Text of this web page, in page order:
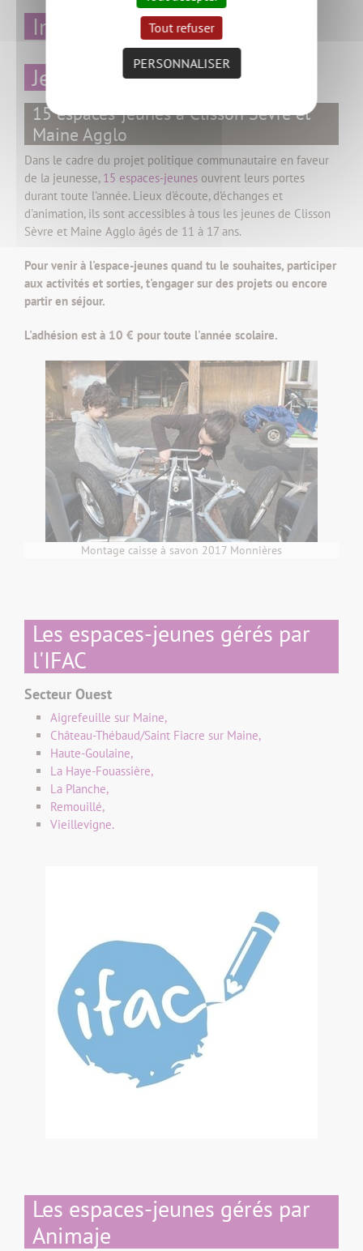
Inscriptions : mode d'emploi
Jeunesse 11-17 ans
15 espaces-jeunes à Clisson Sèvre et
Maine Agglo
Dans le cadre du projet politique communautaire en faveur
de la jeunesse, 15 espaces-jeunes ouvrent leurs portes
durant toute l'année. Lieux d'écoute, d'échanges et
d'animation, ils sont accessibles à tous les jeunes de Clisson
Sèvre et Maine Agglo âgés de 11 à 17 ans.
Pour venir à l'espace-jeunes quand tu le souhaites, participer
aux activités et sorties, t'engager sur des projets ou encore
partir en séjour.
L'adhésion est à 10 € pour toute l'année scolaire.
Montage caisse à savon 2017 Monnières
Les espaces-jeunes gérés par
l'IFAC
Secteur Ouest
Aigrefeuille sur Maine,
Château-Thébaud/Saint Fiacre sur Maine,
Haute-Goulaine,
La Haye-Fouassière,
La Planche,
Remouillé,
Vieillevigne.
Les espaces-jeunes gérés par
Animaje
Tout refuser
PERSONNALISER